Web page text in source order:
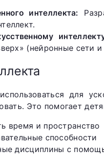
интеллекта:
(нейронные сети
для
Это помогает
время и пространство
способности
дисциплины с